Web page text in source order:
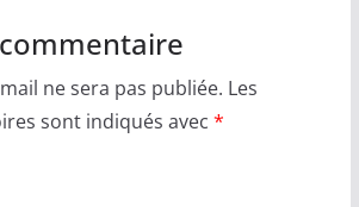
ne sera pas publiée. Les
sont indiqués avec *